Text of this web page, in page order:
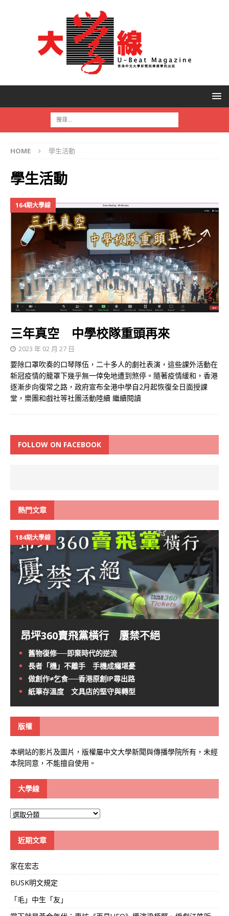
HOME 學生活動
學生活動
164期大學線
三年真空 中學校隊重頭再來
2023 年 02 月 27 日
要除口罩吹奏的口琴隊伍，二十多人的劇社表演，這些課外活動在
新冠疫情的籠罩下幾乎無一倖免地遭到煞停。隨著疫情緩和，香港
逐漸步向復常之路，政府宣布全港中學自2月起恢復全日面授課
堂，樂團和戲社等社團活動陸續 繼續閱讀
FOLLOW ON FACEBOOK
熱門文章
184期大學線
昂坪360賣飛黨橫行 屢禁不絕
舊物復修──即棄時代的逆流
長者「機」不離手 手機成癮堪憂
做創作≠乞食──香港原創IP尋出路
紙筆存溫度 文具店的堅守與轉型
版權
本網站的影片及圖片，版權屬中文大學新聞與傳播學院所有，未經
本院同意，不能擅自使用。
大學線
大
近期文章
家在宏志
BUSK明文規定
「毛」中生「友」